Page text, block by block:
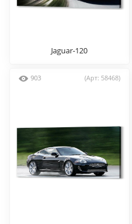
Jaguar-120
903 (Арт: 58468)